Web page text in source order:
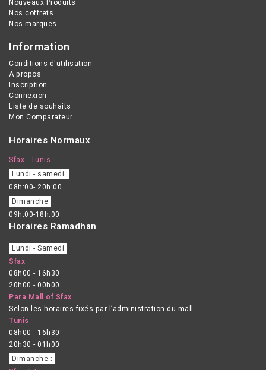
Nouveaux Produits
Nos coffrets
Nos marques
Information
Conditions d'utilisation
A propos
Inscription
Connexion
Liste de souhaits
Mon Comparateur
Horaires Normaux
Sfax - Tunis
Lundi - samedi
08h:00- 20h:00
Dimanche
09h:00-18h:00
Horaires Ramadhan
Lundi - Samedi
Sfax
08h00 - 16h30
20h00 - 00h00
Para Mall of Sfax
Selon les horaires fixés par l’administration du mall.
Tunis
08h00 - 16h30
20h30 - 01h00
Dimanche :